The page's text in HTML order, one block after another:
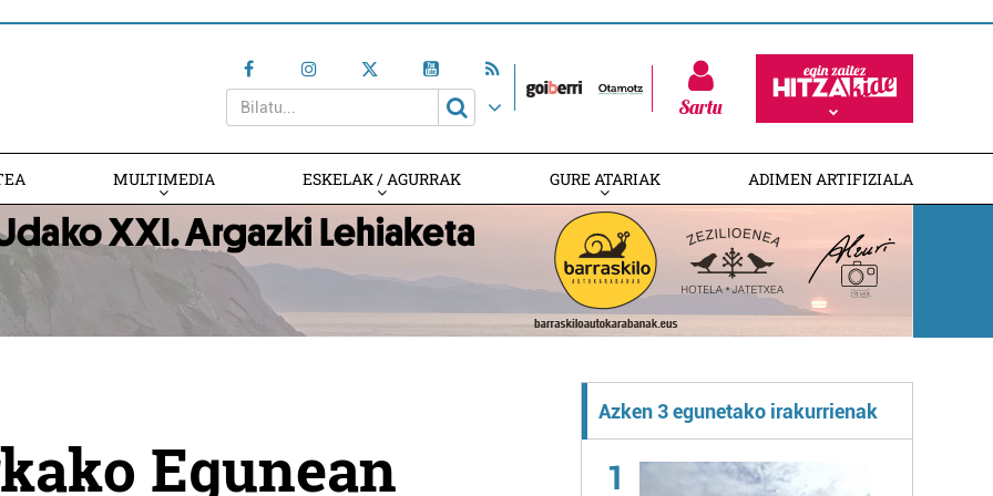
Sartu
MULTIMEDIA ESKELAK / AGURRAK GURE ATARIAK ADIMEN ARTIFIZIALA
Egunean
Azken 3 egunetako irakurrienak
1